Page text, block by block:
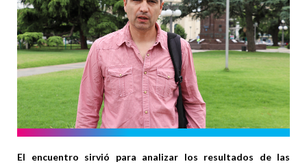
El encuentro sirvió para analizar los resultados de las